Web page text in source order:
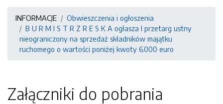
INFORMACJE
Obwieszczenia i ogłoszenia
B U R M I S T R Z R E S K A ogłasza I przetarg ustny
nieograniczony na sprzedaż składników majątku
ruchomego o wartości poniżej kwoty 6.000 euro
Załączniki do pobrania